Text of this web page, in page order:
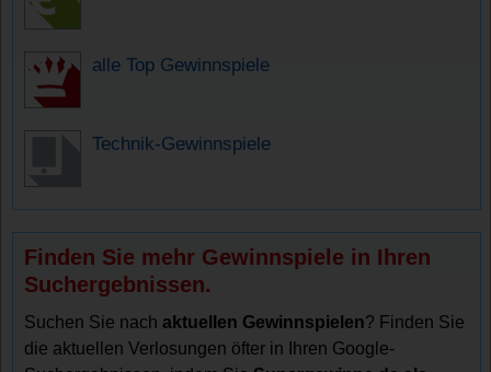
alle Top Gewinnspiele
Technik-Gewinnspiele
Finden Sie mehr Gewinnspiele in Ihren
Suchergebnissen.
Suchen Sie nachaktuellen Gewinnspielen? Finden Sie
die aktuellen Verlosungen öfter in Ihren Google-